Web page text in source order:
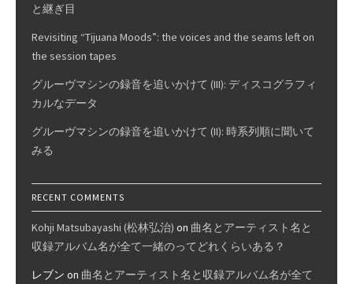
と継ぎ目
Revisiting “Tijuana Moods”: the voices and the seams left on
the session tapes
グルーヴマシンの録音を追いかけて (III): ディスコグラフィ
カルなデータ
グルーヴマシンの録音を追いかけて (II): 時系列順に聞いて
みる
RECENT COMMENTS
Kohji Matsubayashi (松林弘治) on 曲名とアーティスト名と
収録アルバム名が全て一緒のってどれくらいある？
レブン on 曲名とアーティスト名と収録アルバム名が全て